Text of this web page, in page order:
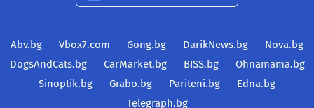
Abv.bg Vbox7.com Gong.bg DarikNews.bg
Nova.bg
DogsAndCats.bg
CarMarket.bg BISS.bg
Ohnamama.bg
Sinoptik.bg
Grabo.bg Pariteni.bg
Edna.bg
Telegraph.bg